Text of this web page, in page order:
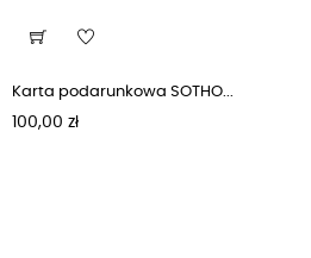
Karta podarunkowa SOTHO...
Cena
100,00 zł